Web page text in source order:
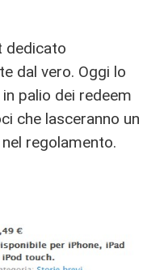
dedicato
dal vero. Oggi lo
palio dei redeem
che lasceranno un
regolamento.